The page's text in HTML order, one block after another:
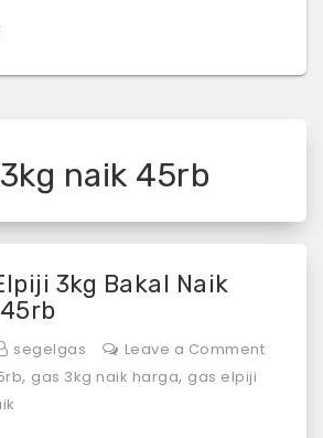
naik 45rb
3kg Bakal Naik
segelgas Leave a Commenton
, gas 3kg naik harga, gas elpiji